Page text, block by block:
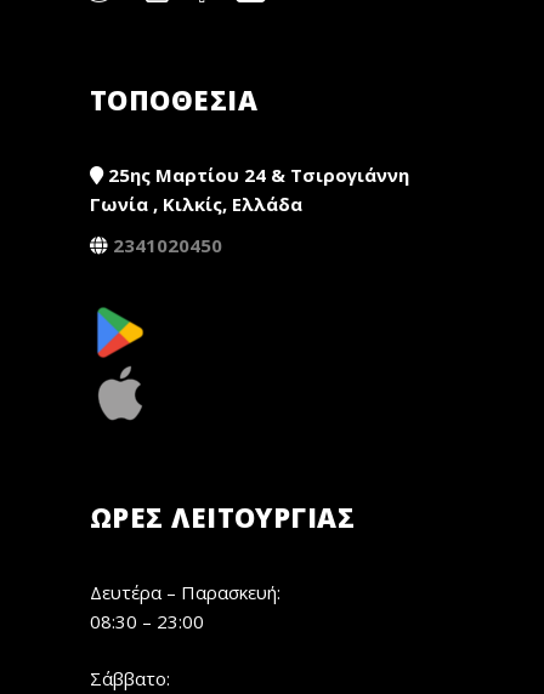
ΤΟΠΟΘΕΣΙΑ
25ης Μαρτίου 24 & Τσιρογιάννη
Γωνία , Κιλκίς, Ελλάδα
2341020450
ΏΡΕΣ ΛΕΙΤΟΥΡΓΊΑΣ
Δευτέρα – Παρασκευή:
08:30 – 23:00
Σάββατο: